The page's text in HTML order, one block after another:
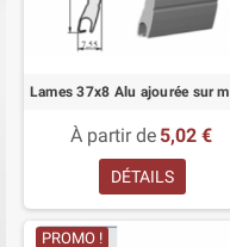
À partir de 5,02 €
DÉTAILS
PROMO !